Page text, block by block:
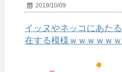
2019/10/09
イッヌやネッコにあた
在する模様ｗｗｗｗｗ